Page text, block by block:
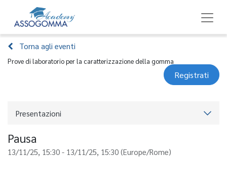
Torna agli eventi
Prove di laboratorio per la caratterizzazione della gomma
Registrati
Presentazioni
Pausa
13/11/25, 15:30 - 13/11/25, 15:30 (Europe/Rome)